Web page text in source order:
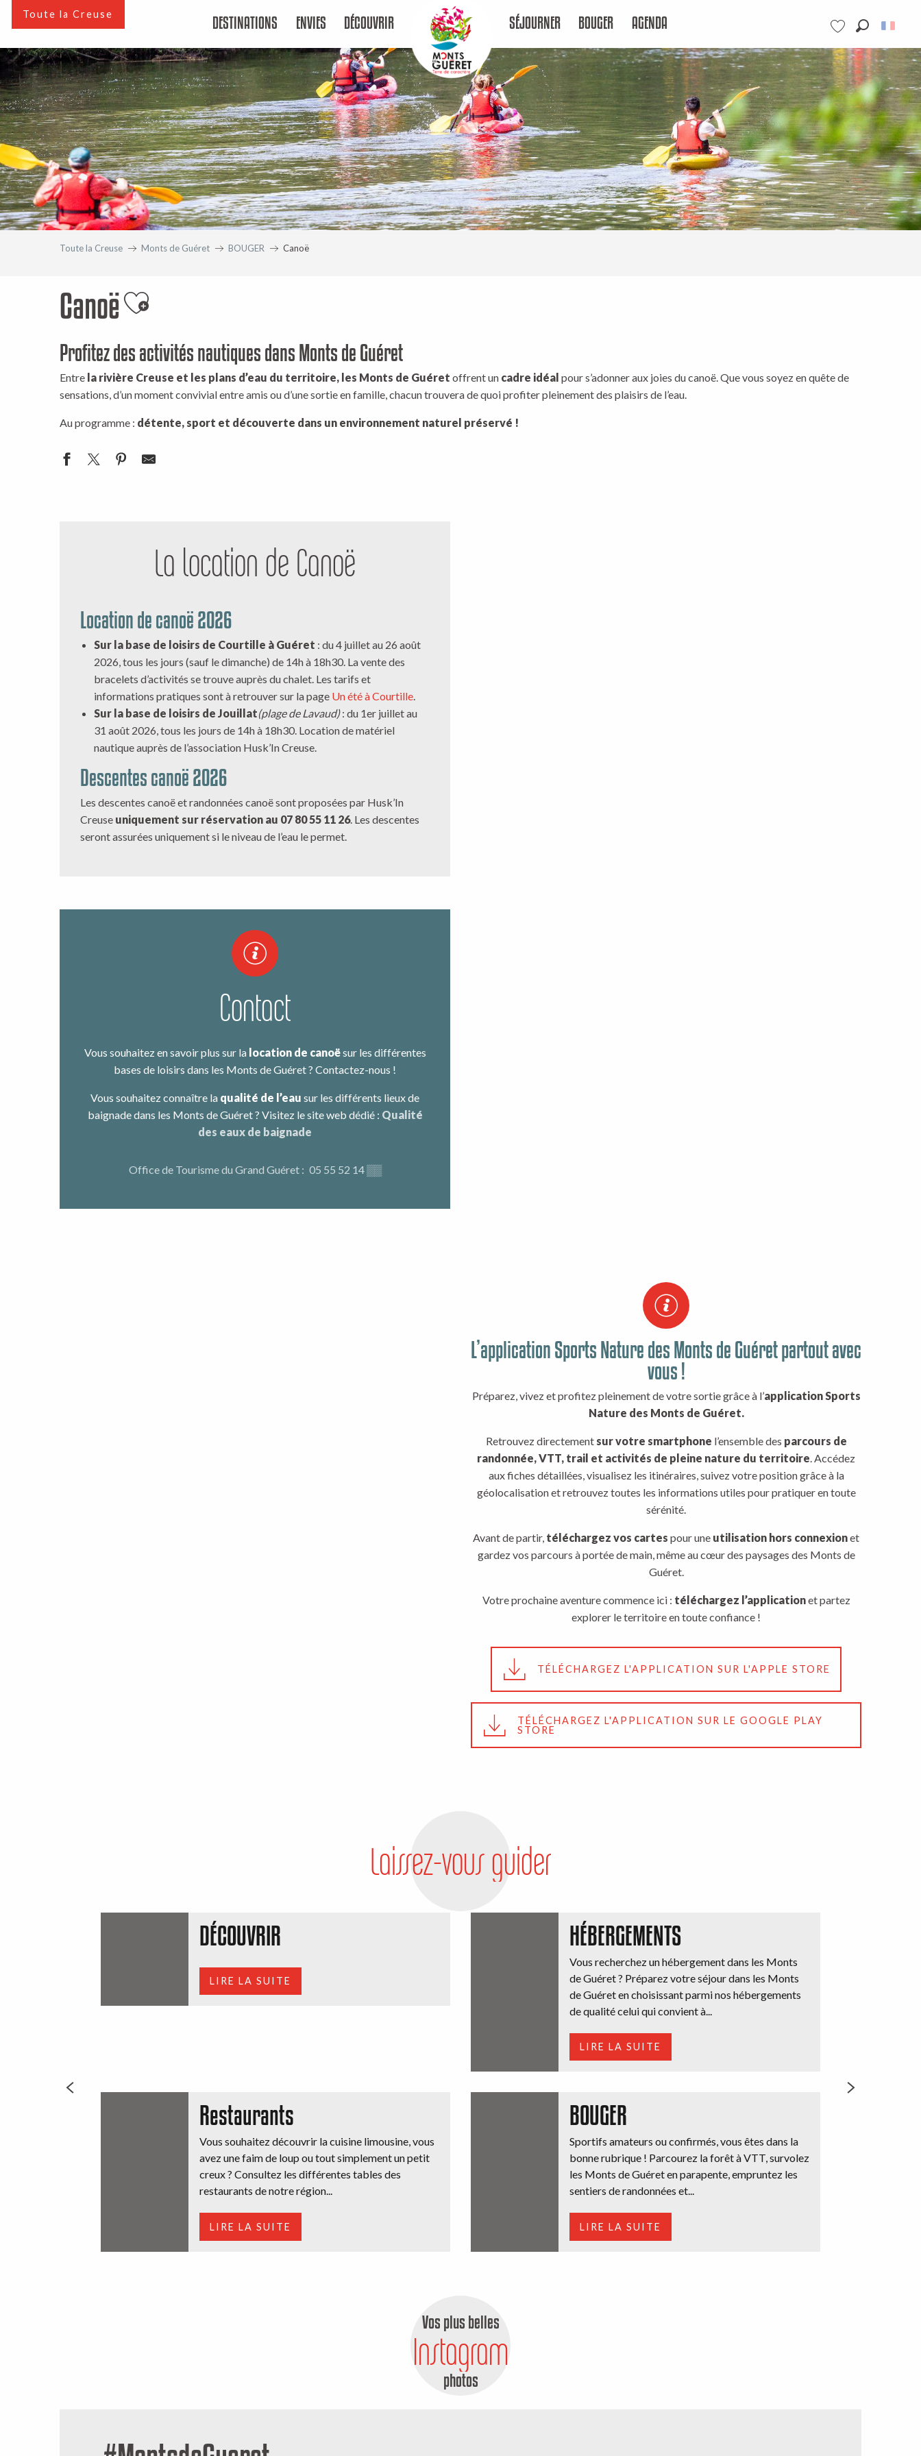
principal
Voir les favoris
Toute la Creuse DESTINATIONS ENVIES DÉCOUVRIR SÉJOURNER BOUGER AGENDA
Toute la Creuse Monts de Guéret BOUGER Canoë
CanoëAjouter aux favoris
Profitez des activités nautiques dans Monts de Guéret
Entre la rivière Creuse et les plans d’eau du territoire, les Monts de Guéret offrent un cadre idéal pour s’adonner aux joies du canoë. Que vous soyez en quête de
sensations, d’un moment convivial entre amis ou d’une sortie en famille, chacun trouvera de quoi profiter pleinement des plaisirs de l’eau.
Au programme : détente, sport et découverte dans un environnement naturel préservé !
La location de Canoë
Location de canoë 2026
Sur la base de loisirs de Courtille à Guéret : du 4 juillet au 26 août
2026, tous les jours (sauf le dimanche) de 14h à 18h30. La vente des
bracelets d’activités se trouve auprès du chalet. Les tarifs et
informations pratiques sont à retrouver sur la page Un été à Courtille.
Sur la base de loisirs de Jouillat(plage de Lavaud): du 1er juillet au
31 août 2026, tous les jours de 14h à 18h30. Location de matériel
nautique auprès de l’association Husk’In Creuse.
Descentes canoë 2026
Les descentes canoë et randonnées canoë sont proposées par Husk’In
Creuse uniquement sur réservation au 07 80 55 11 26. Les descentes
seront assurées uniquement si le niveau de l’eau le permet.
Contact
Vous souhaitez en savoir plus sur la location de canoësur les différentes
bases de loisirs dans les Monts de Guéret ? Contactez-nous !
Vous souhaitez connaître la qualité de l’eau sur les différents lieux de
baignade dans les Monts de Guéret ? Visitez le site web dédié : Qualité
des eaux de baignade
Office de Tourisme du Grand Guéret : 05 55 52 14▒▒
L’application Sports Nature des Monts de Guéret partout avec
vous !
Préparez, vivez et profitez pleinement de votre sortie grâce à l’application Sports
Nature des Monts de Guéret.
Retrouvez directement sur votre smartphone l’ensemble des parcours de
randonnée, VTT, trail et activités de pleine nature du territoire. Accédez
aux fiches détaillées, visualisez les itinéraires, suivez votre position grâce à la
géolocalisation et retrouvez toutes les informations utiles pour pratiquer en toute
sérénité.
Avant de partir, téléchargez vos cartes pour une utilisation hors connexionet
gardez vos parcours à portée de main, même au cœur des paysages des Monts de
Guéret.
Votre prochaine aventure commence ici : téléchargez l’applicationet partez
explorer le territoire en toute confiance !
TÉLÉCHARGEZ L'APPLICATION SUR L'APPLE STORE
TÉLÉCHARGEZ L'APPLICATION SUR LE GOOGLE PLAY
STORE
Laissez-vous guider
DÉCOUVRIR
LIRE LA SUITE
HÉBERGEMENTS
Vous recherchez un hébergement dans les Monts
de Guéret ? Préparez votre séjour dans les Monts
de Guéret en choisissant parmi nos hébergements
de qualité celui qui convient à...
LIRE LA SUITE
Restaurants
Vous souhaitez découvrir la cuisine limousine, vous
avez une faim de loup ou tout simplement un petit
creux ? Consultez les différentes tables des
restaurants de notre région...
LIRE LA SUITE
BOUGER
Sportifs amateurs ou confirmés, vous êtes dans la
bonne rubrique ! Parcourez la forêt à VTT, survolez
les Monts de Guéret en parapente, empruntez les
sentiers de randonnées et...
LIRE LA SUITE
Vos plus belles
Instagram
photos